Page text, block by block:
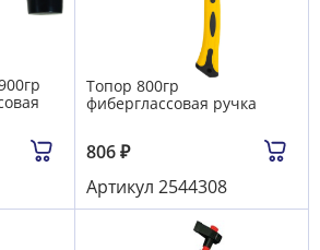
Топор 800гр
фиберглассовая ручка
806₽
Артикул 2544308